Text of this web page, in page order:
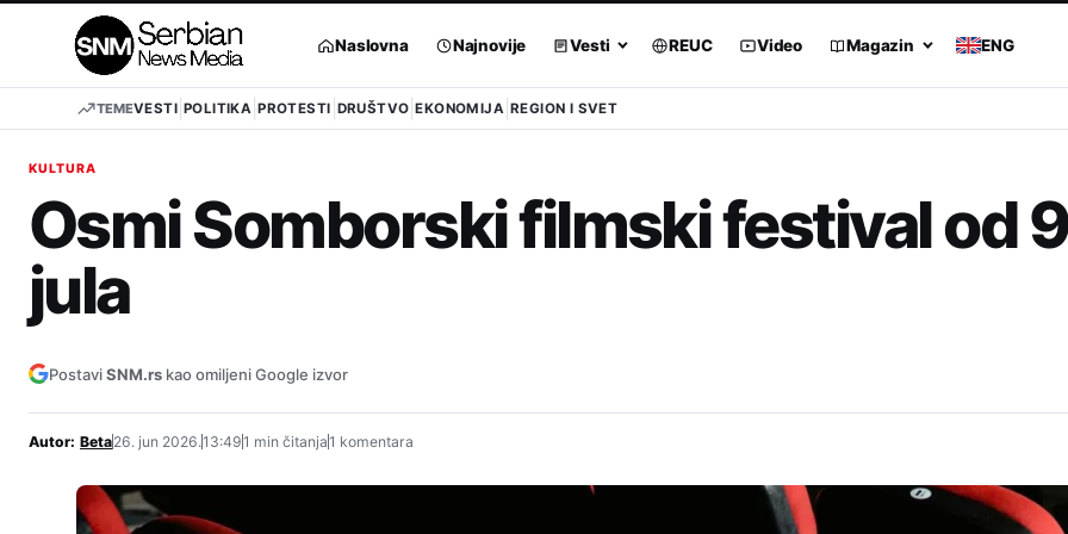
Naslovna Najnovije Vesti REUC Video Magazin ENG
TEMEVESTI POLITIKA PROTESTI DRUŠTVO EKONOMIJA REGION I SVET
KULTURA
Osmi Somborski filmski festival od
jula
PostaviSNM.rs kao omiljeni Google izvor
Autor: Beta26. jun 2026.13:491 min čitanja1 komentara